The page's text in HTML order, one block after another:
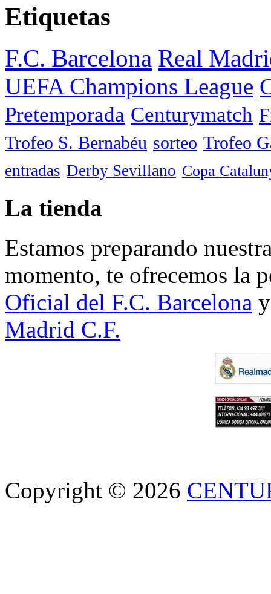
Etiquetas
F.C. Barcelona Real
UEFA Champions League
Pretemporada Centurymatch
Trofeo S. Bernabéu sorteo Trofeo
entradas Derby Sevillano Copa
La tienda
Estamos preparando
momento, te ofrecemos la
Oficial del F.C. Barcelona
Madrid C.F.
Copyright © 2026